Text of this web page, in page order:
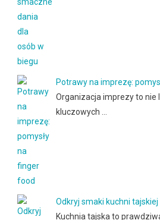
Potrawy na imprezę:
Organizacja imprezy to nie
kluczowych …
Odkryj smaki kuchni tajskiej
Kuchnia tajska to